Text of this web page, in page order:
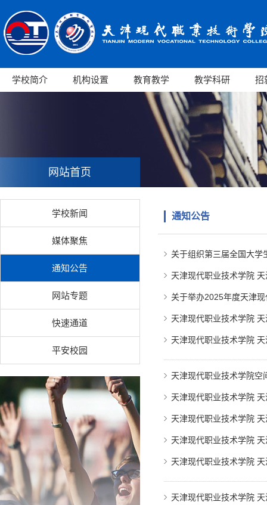
学校简介 机构设置 教育教学 教学科研 招
网站首页
学校新闻
媒体聚焦
通知公告
网站专题
快速通道
平安校园
通知公告
关于组织第三届全国大
天津现代职业技术学院
关于举办2025年度天津
天津现代职业技术学院
天津现代职业技术学院
天津现代职业技术学院
天津现代职业技术学院
天津现代职业技术学院
天津现代职业技术学院
天津现代职业技术学院
天津现代职业技术学院